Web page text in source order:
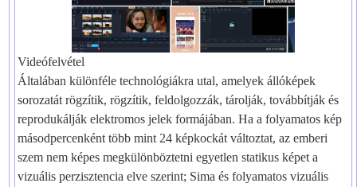
Videófelvétel
Általában különféle technológiákra utal, amelyek állóképek
sorozatát rögzítik, rögzítik, feldolgozzák, tárolják, továbbítják és
reprodukálják elektromos jelek formájában. Ha a folyamatos kép
másodpercenként több mint 24 képkockát változtat, az emberi
szem nem képes megkülönböztetni egyetlen statikus képet a
vizuális perzisztencia elve szerint; Sima és folyamatos vizuális